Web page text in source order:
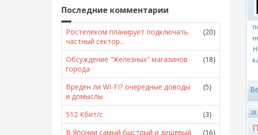
Последние комментарии
Ростелеком планирует подключать
частный сектор...
(20)
Обсуждение "Железных" магазинов
города
(18)
Вреден ли WI-FI? очередные доводы
и домыслы
(5)
512 Кбит/с
(3)
В Японии самый быстрый и дешевый
(16)
28